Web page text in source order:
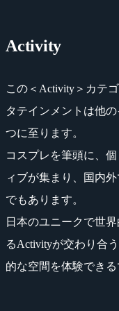
Activity
この＜Activity＞カテ
タテインメントは他
つに至ります。
コスプレを筆頭に、
ィブが集まり、国内
でもあります。
日本のユニークで世
るActivityが交わり合
的な空間を体験できる